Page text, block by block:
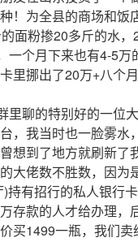
！为全县的商场和饭
面粉掺20多斤的水
一个月下来也有4-5
里挪出了20万+八个月
里聊的特别好的一位
，我当时也一脸雾水
想到了地方就刷新了
大佬数不胜数，因为
持有招行的私人银行
存款的人才给办理，
买1499一瓶，我们